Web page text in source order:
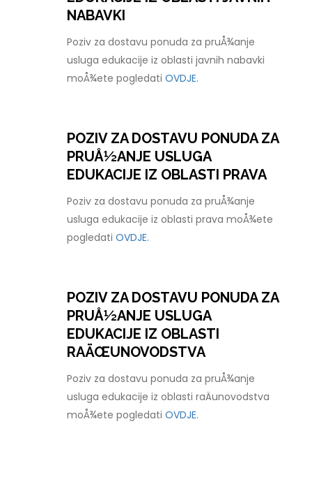
NABAVKI
Poziv za dostavu ponuda za pruÅ¾anje
usluga edukacije iz oblasti javnih nabavki
moÅ¾ete pogledatiOVDJE.
POZIV ZA DOSTAVU PONUDA ZA
PRUÅ½ANJE USLUGA
EDUKACIJE IZ OBLASTI PRAVA
Poziv za dostavu ponuda za pruÅ¾anje
usluga edukacije iz oblasti prava moÅ¾ete
pogledatiOVDJE.
POZIV ZA DOSTAVU PONUDA ZA
PRUÅ½ANJE USLUGA
EDUKACIJE IZ OBLASTI
RAÄŒUNOVODSTVA
Poziv za dostavu ponuda za pruÅ¾anje
usluga edukacije iz oblasti raÄunovodstva
moÅ¾ete pogledatiOVDJE.